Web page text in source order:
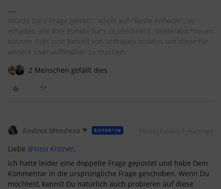
Wurde Eure Frage gelöst? - Klickt auf "Beste Antwort", so
erhalten alle ihre Punkte für's Leaderboard. Moderator*innen
können Tags und Betreff von Anfragen ändern, um diese für
andere User auffindbar zu machen.
2 Menschen gefällt dies
Andrea Mendoza AUTOR*IN Forum|Forum|3 years ago
Liebe @sissi Kistner,
ich hatte leider eine doppelte Frage gepostet und habe Dein
Kommentar in die ursprüngliche Frage geschoben. Wenn Du
möchtest, kannst Du natürlich auch probieren auf diese